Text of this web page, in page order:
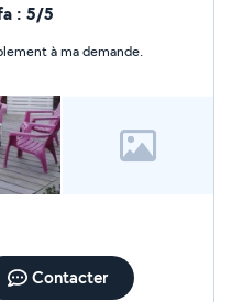
: 5/5
à ma demande.
Contacter